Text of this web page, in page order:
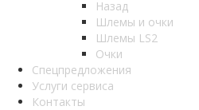
Назад
Шлемы и очки
Шлемы LS2
Очки
Спецпредложения
Услуги сервиса
Контакты